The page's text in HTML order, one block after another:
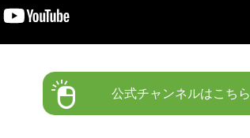
公式チャンネルはこちら